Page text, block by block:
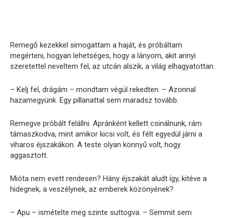
Remegő kezekkel simogattam a haját, és próbáltam
megérteni, hogyan lehetséges, hogy a lányom, akit annyi
szeretettel neveltem fel, az utcán alszik, a világ elhagyatottan.
– Kelj fel, drágám – mondtam végül rekedten. – Azonnal
hazamegyünk. Egy pillanattal sem maradsz tovább.
Remegve próbált felállni. Apránként kellett csinálnunk, rám
támaszkodva, mint amikor kicsi volt, és félt egyedül járni a
viharos éjszakákon. A teste olyan könnyű volt, hogy
aggasztott.
Mióta nem evett rendesen? Hány éjszakát aludt így, kitéve a
hidegnek, a veszélynek, az emberek közönyének?
– Apu – ismételte meg szinte suttogva. – Semmit sem